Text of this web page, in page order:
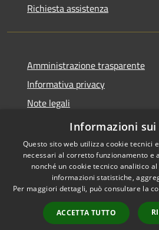
Richiesta assistenza
Amministrazione trasparente
Informativa privacy
Note legali
Dichiarazione di accessibilità
Accessibilità
Informazioni sui
Questo sito web utilizza cookie tecnici
necessari al corretto funzionamento e
nonché un cookie tecnico analitico
informazioni statistiche,
Per maggiori dettagli, può consultare la
ACCETTA TUTTO